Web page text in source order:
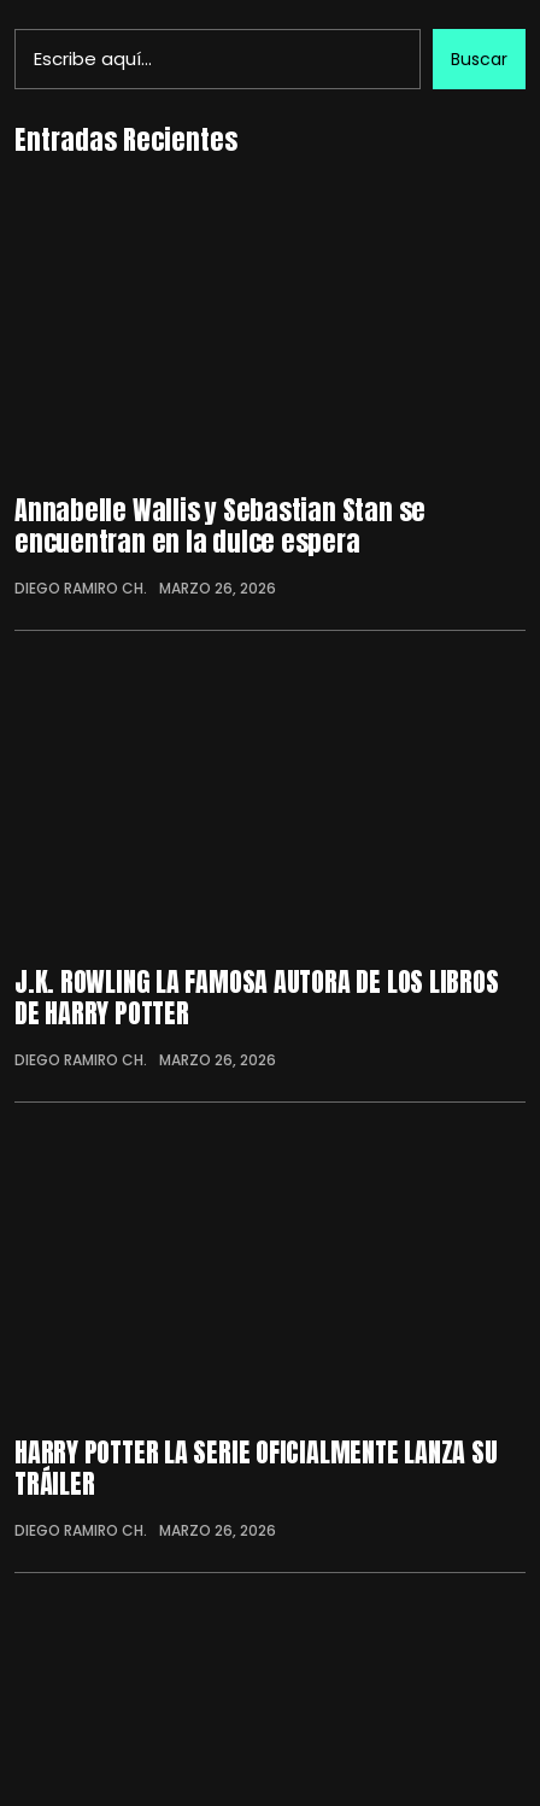
Buscar
Entradas Recientes
Annabelle Wallis y Sebastian Stan se
encuentran en la dulce espera
DIEGO RAMIRO CH. MARZO 26, 2026
J.K. ROWLING LA FAMOSA AUTORA DE LOS LIBROS
DE HARRY POTTER
DIEGO RAMIRO CH. MARZO 26, 2026
HARRY POTTER LA SERIE OFICIALMENTE LANZA SU
TRÁILER
DIEGO RAMIRO CH. MARZO 26, 2026